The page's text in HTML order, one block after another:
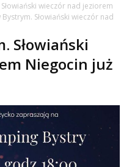
wieczór nad jeziorem
Słowiański wieczór nad
Słowiański
Niegocin już